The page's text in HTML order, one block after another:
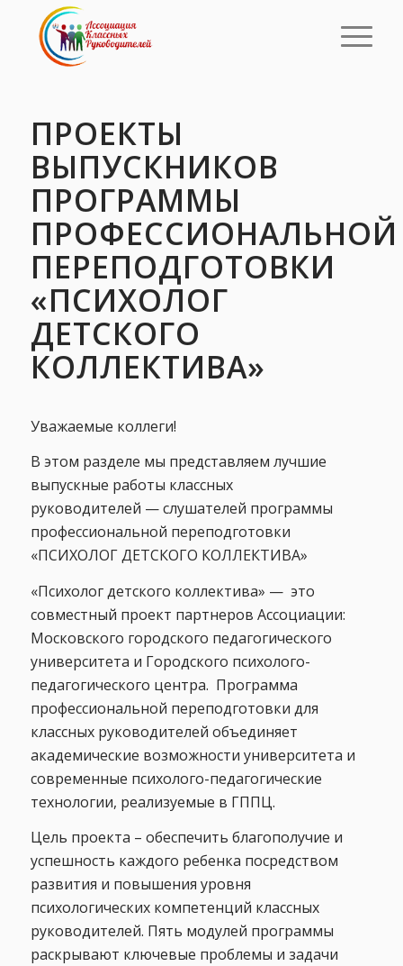
ПРОЕКТЫ
ВЫПУСКНИКОВ
ПРОГРАММЫ
ПРОФЕССИОНАЛЬНОЙ
ПЕРЕПОДГОТОВКИ
«ПСИХОЛОГ
ДЕТСКОГО
КОЛЛЕКТИВА»
Уважаемые коллеги!
В этом разделе мы представляем лучшие
выпускные работы классных
руководителей — слушателей программы
профессиональной переподготовки
«ПСИХОЛОГ ДЕТСКОГО КОЛЛЕКТИВА»
«Психолог детского коллектива» — это
совместный проект партнеров Ассоциации:
Московского городского педагогического
университета и Городского психолого-
педагогического центра. Программа
профессиональной переподготовки для
классных руководителей объединяет
академические возможности университета и
современные психолого-педагогические
технологии, реализуемые в ГППЦ.
Цель проекта – обеспечить благополучие и
успешность каждого ребенка посредством
развития и повышения уровня
психологических компетенций классных
руководителей. Пять модулей программы
раскрывают ключевые проблемы и задачи